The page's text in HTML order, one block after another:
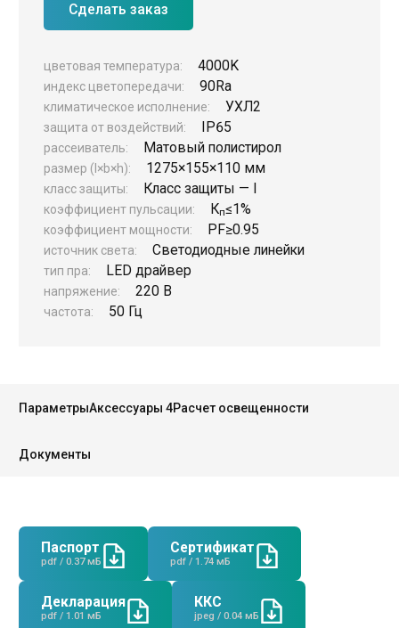
Освещение информационных и классных досок
Сделать заказ
цветовая температура: 4000K
индекс цветопередачи: 90Ra
климатическое исполнение: УХЛ2
защита от воздействий: IP65
рассеиватель: Матовый полистирол
размер (l×b×h): 1275×155×110 мм
класс защиты: Класс защиты — I
коэффициент пульсации: Кп≤1%
коэффициент мощности: PF≥0.95
источник света: Светодиодные линейки
тип пра: LED драйвер
напряжение: 220 В
частота: 50 Гц
ПараметрыАксессуары 4Расчет освещенности
Документы
Паспорт
pdf / 0.37 мБ
Сертификат
pdf / 1.74 мБ
Декларация
pdf / 1.01 мБ
ККС
jpeg / 0.04 мБ